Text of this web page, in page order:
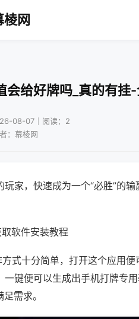
棱网
会给好牌吗_真的有挂
08-07｜阅读：2
：幕棱网
家，快速成为一个“必胜”的
软件安装教程
式十分简单，打开这个应用
键便可以生成出手机打牌专
需求。